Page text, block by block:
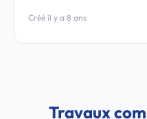
Créé il y a 8 ans
Travaux